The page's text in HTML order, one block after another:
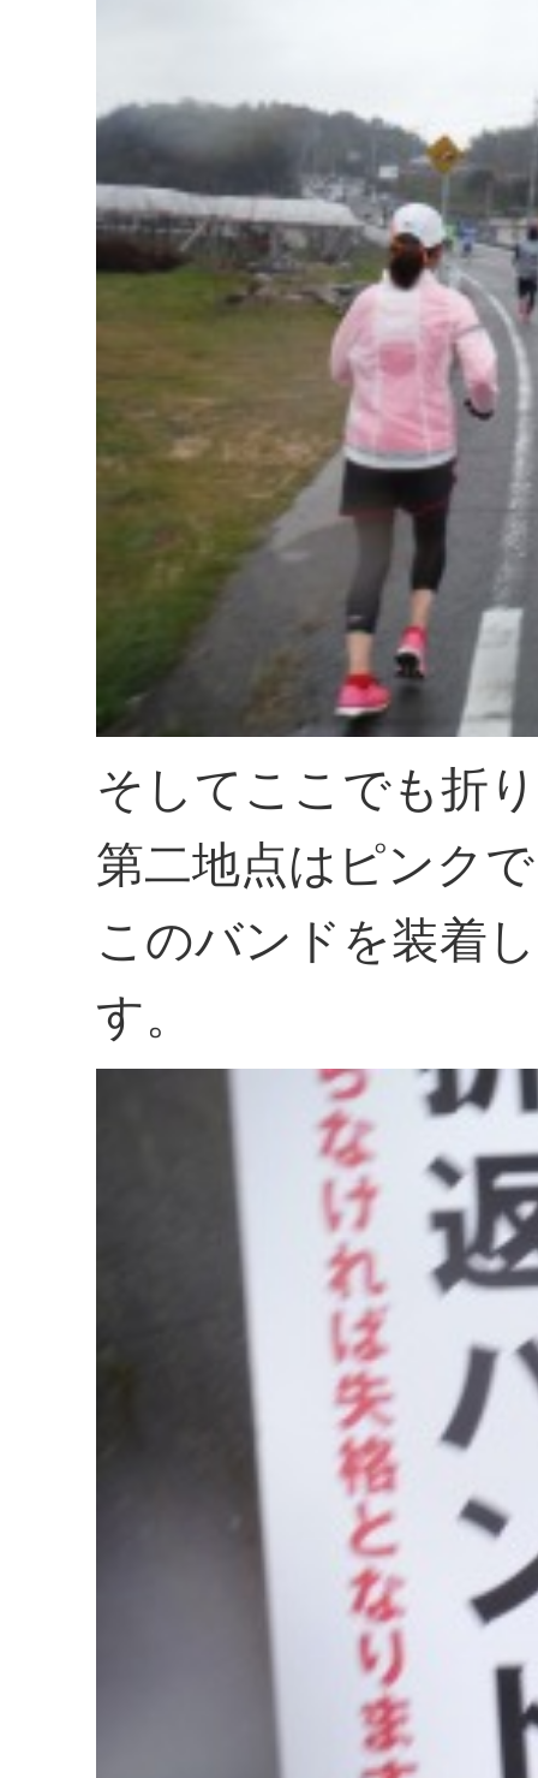
そしてここでも折
第二地点はピンク
このバンドを装着
す。